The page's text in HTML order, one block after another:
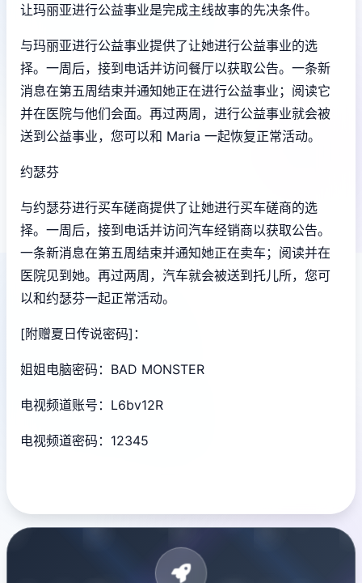
让玛丽亚进行公益事业是完成主线故事的先决条件。
与玛丽亚进行公益事业提供了让她进行公益事业的选
择。一周后，接到电话并访问餐厅以获取公告。一条新
消息在第五周结束并通知她正在进行公益事业；阅读它
并在医院与他们会面。再过两周，进行公益事业就会被
送到公益事业，您可以和 Maria 一起恢复正常活动。
约瑟芬
与约瑟芬进行买车磋商提供了让她进行买车磋商的选
择。一周后，接到电话并访问汽车经销商以获取公告。
一条新消息在第五周结束并通知她正在卖车；阅读并在
医院见到她。再过两周，汽车就会被送到托儿所，您可
以和约瑟芬一起正常活动。
[附赠夏日传说密码]：
姐姐电脑密码：BAD MONSTER
电视频道账号：L6bv12R
电视频道密码：12345